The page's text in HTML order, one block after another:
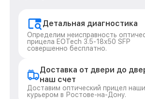
Детальная диагностика
Определим неисправность
прицела EOTech 3.5-18x50 SFP
совершенно бесплатно.
Доставка от двери до
наш счет
Доставим оптический прицел
курьером в Ростове-на-Дону.